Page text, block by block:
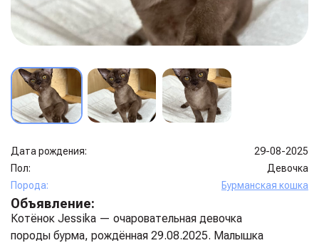
Дата рождения:
29-08-2025
Пол:
Девочка
Порода:
Бурманская кошка
Объявление:
Котёнок Jessika — очаровательная девочка
породы бурма, рождённая 29.08.2025. Малышка